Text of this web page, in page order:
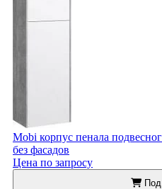
Mobi корпус пенала
без фасадов
Цена по запросу
Под